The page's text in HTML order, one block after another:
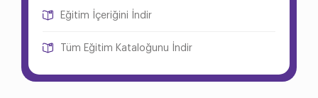
Eğitim İçeriğini İndir
Tüm Eğitim Kataloğunu İndir